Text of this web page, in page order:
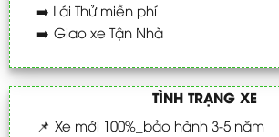
➡️ Lái Thử miễn phí
➡️ Giao xe Tận Nhà
TÌNH TRẠNG XE
📌 Xe mới 100%_bảo hành 3-5 năm